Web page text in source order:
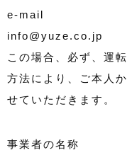
e-mail
info@yuze.co.jp
この場合、必ず、運
方法により、ご本人
せていただきます。
事業者の名称